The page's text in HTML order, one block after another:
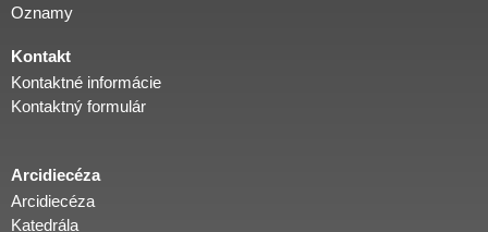
Oznamy
Kontakt
Kontaktné informácie
Kontaktný formulár
Arcidiecéza
Arcidiecéza
Katedrála